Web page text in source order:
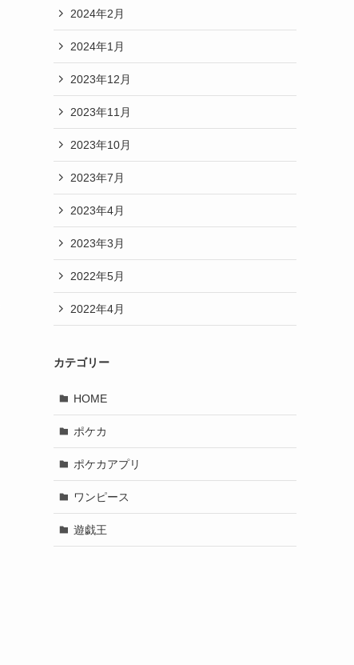
2024年2月
2024年1月
2023年12月
2023年11月
2023年10月
2023年7月
2023年4月
2023年3月
2022年5月
2022年4月
カテゴリー
HOME
ポケカ
ポケカアプリ
ワンピース
遊戯王